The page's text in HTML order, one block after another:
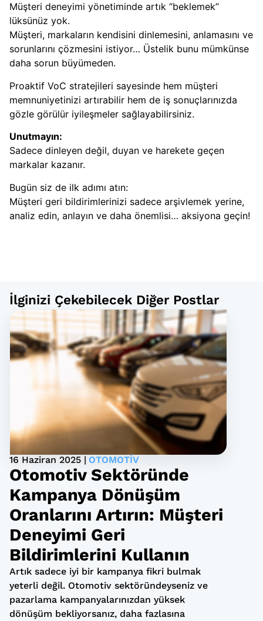
Müşteri deneyimi yönetiminde artık “beklemek”
lüksünüz yok.
Müşteri, markaların kendisini dinlemesini, anlamasını ve
sorunlarını çözmesini istiyor… Üstelik bunu mümkünse
daha sorun büyümeden.
Proaktif VoC stratejileri sayesinde hem müşteri
memnuniyetinizi artırabilir hem de iş sonuçlarınızda
gözle görülür iyileşmeler sağlayabilirsiniz.
Unutmayın:
Sadece dinleyen değil, duyan ve harekete geçen
markalar kazanır.
Bugün siz de ilk adımı atın:
Müşteri geri bildirimlerinizi sadece arşivlemek yerine,
analiz edin, anlayın ve daha önemlisi… aksiyona geçin!
İlginizi Çekebilecek Diğer Postlar
16 Haziran 2025 | OTOMOTIV
Otomotiv Sektöründe
Kampanya Dönüşüm
Oranlarını Artırın: Müşteri
Deneyimi Geri
Bildirimlerini Kullanın
Artık sadece iyi bir kampanya fikri bulmak
yeterli değil. Otomotiv sektöründeyseniz ve
pazarlama kampanyalarınızdan yüksek
dönüşüm bekliyorsanız, daha fazlasına